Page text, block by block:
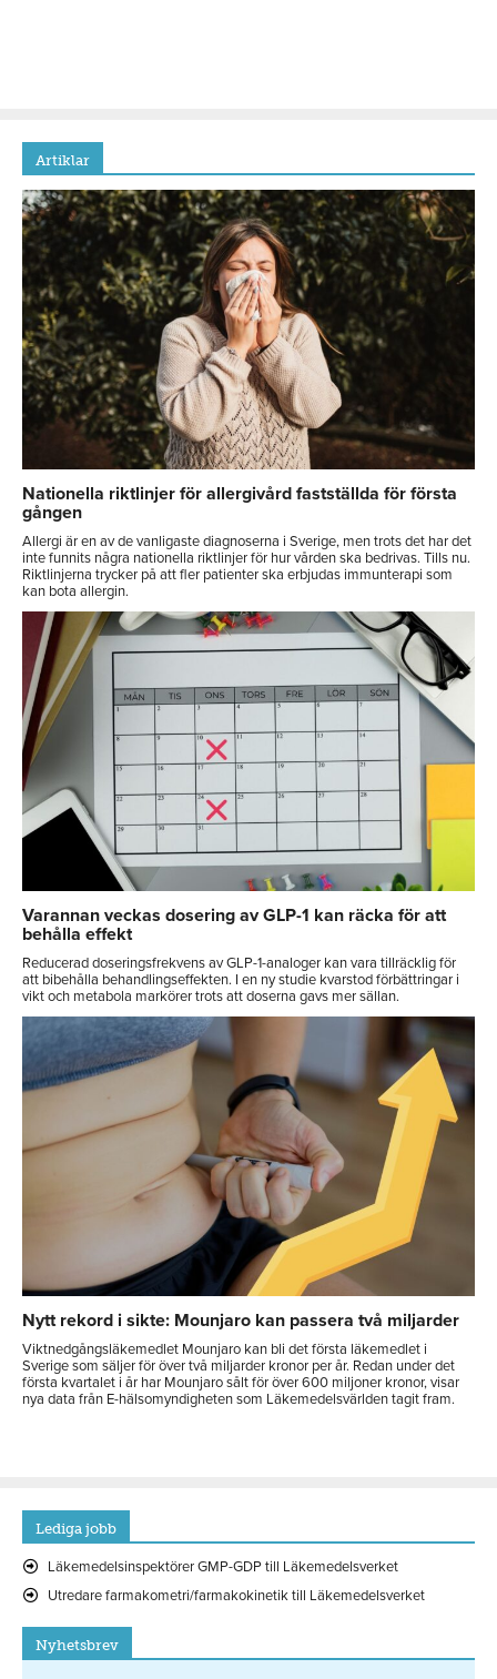
Artiklar
Nationella riktlinjer för allergivård fastställda för första
gången
Allergi är en av de vanligaste diagnoserna i Sverige, men trots det har det
inte funnits några nationella riktlinjer för hur vården ska bedrivas. Tills nu.
Riktlinjerna trycker på att fler patienter ska erbjudas immunterapi som
kan bota allergin.
Varannan veckas dosering av GLP-1 kan räcka för att
behålla effekt
Reducerad doseringsfrekvens av GLP-1-analoger kan vara tillräcklig för
att bibehålla behandlingseffekten. I en ny studie kvarstod förbättringar i
vikt och metabola markörer trots att doserna gavs mer sällan.
Nytt rekord i sikte: Mounjaro kan passera två miljarder
Viktnedgångsläkemedlet Mounjaro kan bli det första läkemedlet i
Sverige som säljer för över två miljarder kronor per år. Redan under det
första kvartalet i år har Mounjaro sålt för över 600 miljoner kronor, visar
nya data från E-hälsomyndigheten som Läkemedelsvärlden tagit fram.
Lediga jobb
Läkemedelsinspektörer GMP-GDP till Läkemedelsverket
Utredare farmakometri/farmakokinetik till Läkemedelsverket
Nyhetsbrev